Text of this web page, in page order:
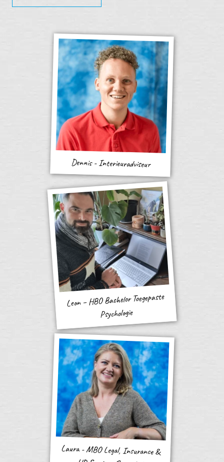
Dennis - Interieuradviseur
Leon – HBO Bachelor Toegepaste
Psychologie
Laura - MBO Legal, Insurance &